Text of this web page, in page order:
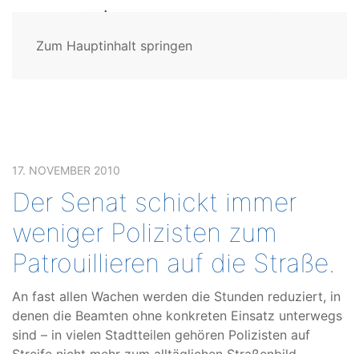
Zum Hauptinhalt springen
17. NOVEMBER 2010
Der Senat schickt immer
weniger Polizisten zum
Patrouillieren auf die Straße.
An fast allen Wachen werden die Stunden reduziert, in
denen die Beamten ohne konkreten Einsatz unterwegs
sind – in vielen Stadtteilen gehören Polizisten auf